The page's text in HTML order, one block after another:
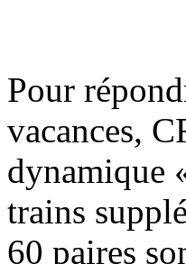
Pour
vacances,
dynamique
trains
60 paires